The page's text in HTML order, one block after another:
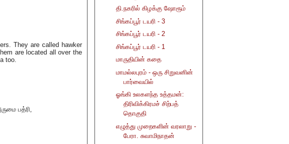
They are called hawker
are located all over the
too.
பத்ரி,
தி.நகரில் கிழக்கு ஷோரூம்
சிங்கப்பூர் டயரி - 3
சிங்கப்பூர் டயரி - 2
சிங்கப்பூர் டயரி - 1
மாருதியின் கதை
மாமல்லபுரம் - ஒரு சிறுவனின்
பார்வையில்
ஓங்கி உலகளந்த உத்தமன்:
திரிவிக்கிரமச் சிற்பத்
தொகுதி
எழுத்து முறைகளின் வரலாறு -
பேரா. சுவாமிநாதன்